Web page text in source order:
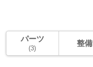
パーツ
(3)
整備